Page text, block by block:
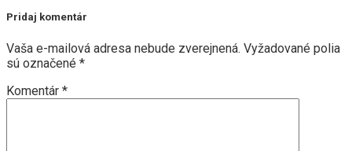
Pridaj komentár
Vaša e-mailová adresa nebude zverejnená. Vyžadované polia
sú označené *
Komentár *